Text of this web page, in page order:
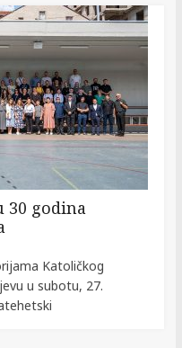
30 godina
Katoličkog
u subotu, 27.